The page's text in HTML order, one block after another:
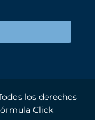
los derechos
Click